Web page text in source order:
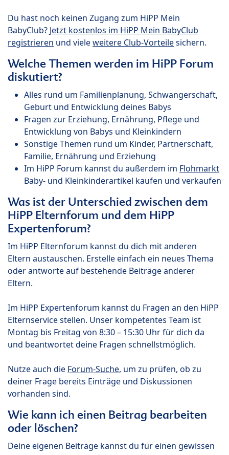
Du hast noch keinen Zugang zum HiPP Mein
BabyClub? Jetzt kostenlos im HiPP Mein BabyClub
registrieren und vieleweitere Club-Vorteilesichern.
Welche Themen werden im HiPP Forum
diskutiert?
Alles rund um Familienplanung, Schwangerschaft,
Geburt und Entwicklung deines Babys
Fragen zur Erziehung, Ernährung, Pflege und
Entwicklung von Babys und Kleinkindern
Sonstige Themen rund um Kinder, Partnerschaft,
Familie, Ernährung und Erziehung
Im HiPP Forum kannst du außerdem im Flohmarkt
Baby- und Kleinkinderartikel kaufen und verkaufen
Was ist der Unterschied zwischen dem
HiPP Elternforum und dem HiPP
Expertenforum?
Im HiPP Elternforum kannst du dich mit anderen
Eltern austauschen. Erstelle einfach ein neues Thema
oder antworte auf bestehende Beiträge anderer
Eltern.
Im HiPP Expertenforum kannst du Fragen an den HiPP
Elternservice stellen. Unser kompetentes Team ist
Montag bis Freitag von 8:30 – 15:30 Uhr für dich da
und beantwortet deine Fragen schnellstmöglich.
Nutze auch die Forum-Suche, um zu prüfen, ob zu
deiner Frage bereits Einträge und Diskussionen
vorhanden sind.
Wie kann ich einen Beitrag bearbeiten
oder löschen?
Deine eigenen Beiträge kannst du für einen gewissen